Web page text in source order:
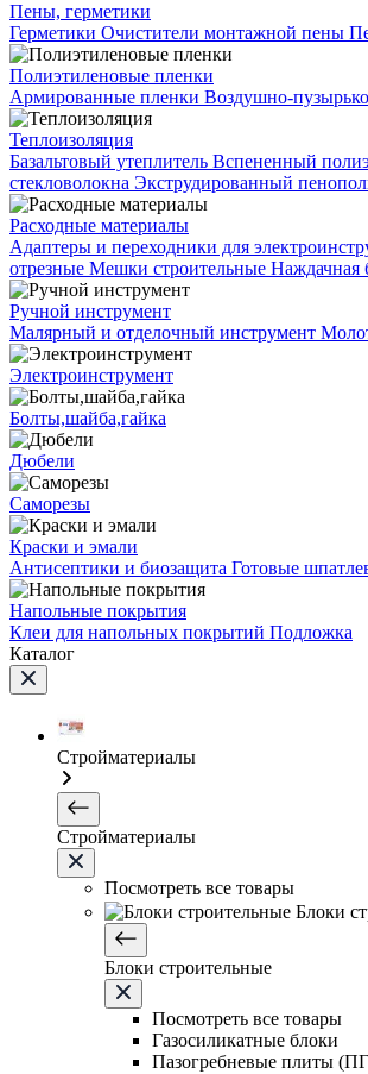
Пены, герметики
Герметики Очистители монтажной пены
Полиэтиленовые пленки
Армированные пленки Воздушно-
Теплоизоляция
Базальтовый утеплитель Вспененный
стекловолокна Экструдированный
Расходные материалы
Адаптеры и переходники для
отрезные Мешки строительные Наждачная
Ручной инструмент
Малярный и отделочный инструмент
Электроинструмент
Болты,шайба,гайка
Дюбели
Саморезы
Краски и эмали
Антисептики и биозащита Готовые
Напольные покрытия
Клеи для напольных покрытий Подложка
Каталог
Стройматериалы
Стройматериалы
Посмотреть все товары
Блоки
Блоки строительные
Посмотреть все товары
Газосиликатные блоки
Пазогребневые плиты